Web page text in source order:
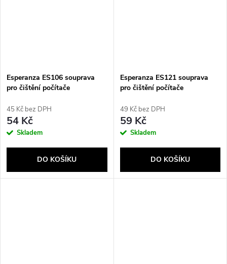
Esperanza ES106 souprava
pro čištění počítače
45 Kč bez DPH
54 Kč
Skladem
DO KOŠÍKU
Esperanza ES121 souprava
pro čištění počítače
49 Kč bez DPH
59 Kč
Skladem
DO KOŠÍKU